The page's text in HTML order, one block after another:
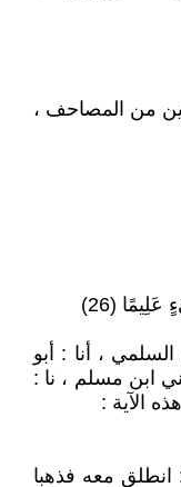
من المصاحف ،
(26)
، أنا : أبو
ابن مسلم ، نا :
الآية :
معه فذهبا